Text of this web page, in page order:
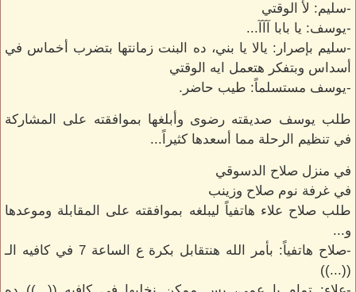
-سليم: لأ الوقتي
-يوسف: يا بابا آآآ...
-سليم بإصرار: يالا يا بني، ده البنت زمانتها بتضرب أخماس في
أسداس وبتفكر هتعمل ايه الوقتي
-يوسف مستسلماً: طيب حاضر.
طلب يوسف صديقته رضوى وأبلغها بموافقته على المشاركة
في تنظيم الرحلة مما أسعدها كثيراً...
في منزل صلاح الدسوقي
في غرفة نوم صلاح وزينب
طلب صلاح علاء هاتفياً ليبلغه بموافقته على المقابلة وموعدها
و...
-صلاح هاتفياً: بأمر الله هنتقابل بكرة ع الساعة 7 في كافيه الـ
((...))